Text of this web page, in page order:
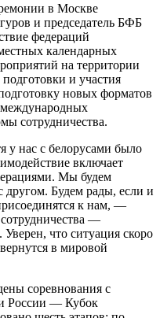
в Москве
и председатель БФБ
федераций
календарных
на территории
и участия
новых форматов
сотрудничества.
у нас с белорусами было
включает
Мы будем
другом. Будем рады, если и
к нам, —
—
что ситуация скоро
в мировой
соревнования с
и России — Кубок